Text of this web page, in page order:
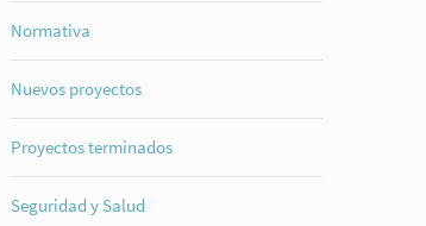
Normativa
Nuevos proyectos
Proyectos terminados
Seguridad y Salud